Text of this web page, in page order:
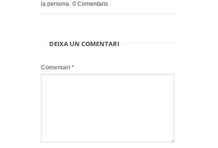
la persona 0 Comentaris
DEIXA UN COMENTARI
Comentari *